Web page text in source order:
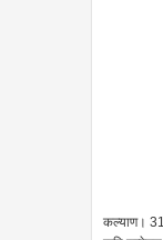
कल्याण।